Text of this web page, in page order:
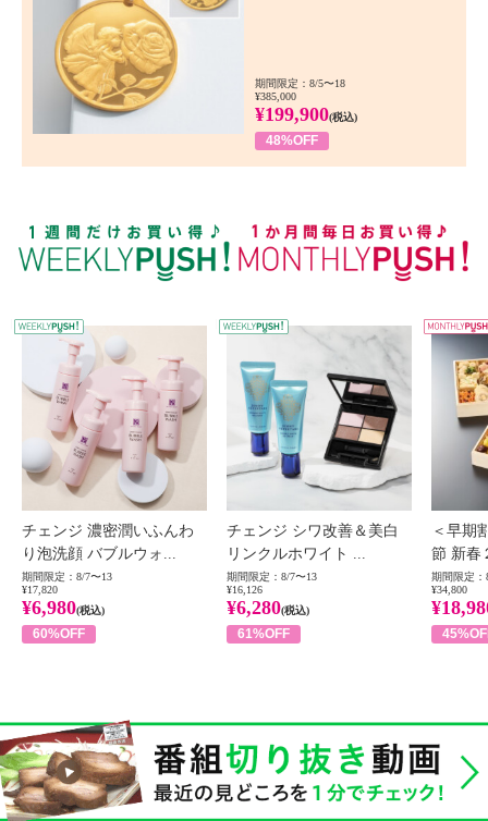
期間限定：8/5〜18
¥385,000
¥199,900(税込)
48%OFF
WEEKLY PUSH
チェンジ 濃密潤いふんわ
り泡洗顔 バブルウォ...
期間限定：8/7〜13
¥17,820
¥6,980(税込)
60%OFF
チェンジ シワ改善＆美白
リンクルホワイト ...
期間限定：8/7〜13
¥16,126
¥6,280(税込)
61%OFF
＜早期
節 新春
期間限定：
¥34,800